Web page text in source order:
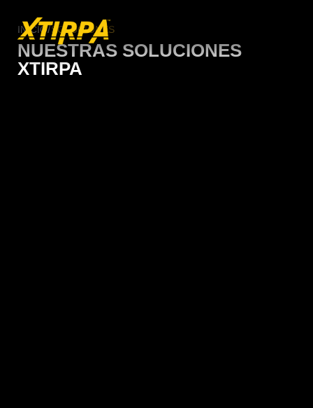
INICIO/SOLUCIONES
NUESTRAS SOLUCIONES
XTIRPA